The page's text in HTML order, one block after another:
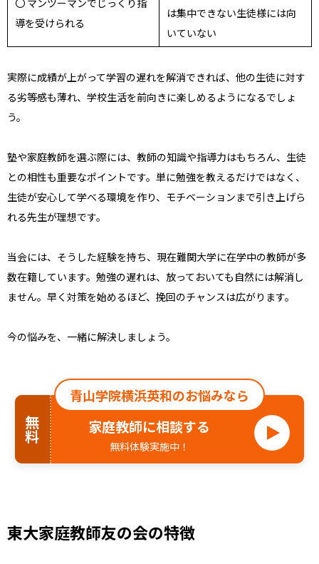
導を受けられる
は集中できない生徒様には向
いていない
実際に成績が上がって学習の遅れを解消できれば、他の生徒に対す
る劣等感も薄れ、学校生活を前向きに楽しめるようになるでしょ
う。
塾や家庭教師を選ぶ際には、教師の知識や指導力はもちろん、生徒
との相性も重要なポイントです。単に勉強を教えるだけではなく、
生徒が安心して学べる環境を作り、モチベーションまで引き上げら
れる先生が理想です。
当会には、そうした経験を持ち、現在難関大学に在学中の教師が多
数在籍しています。勉強の遅れは、放っておいても自然には解消し
ません。早く対策を始めるほど、挽回のチャンスは広がります。
今の悩みを、一緒に解決しましょう。
青山学院横浜英和のお悩みなら
無料 家庭教師に相談する
無料体験実施中！
東大家庭教師友の会の特徴